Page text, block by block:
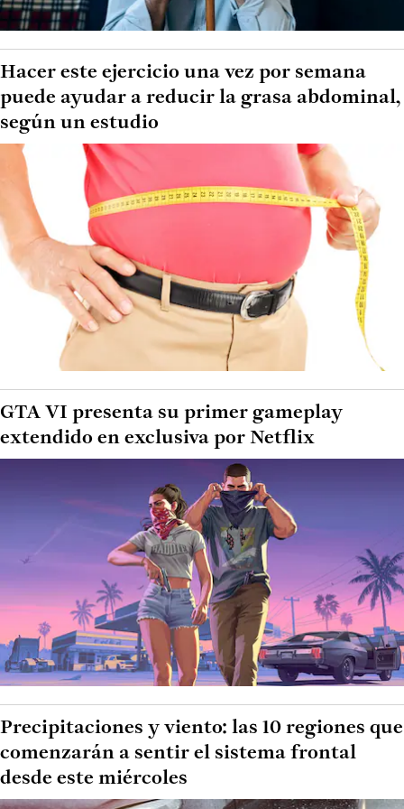
Hacer este ejercicio una vez por semana
puede ayudar a reducir la grasa abdominal,
según un estudio
GTA VI presenta su primer gameplay
extendido en exclusiva por Netflix
Precipitaciones y viento: las 10 regiones que
comenzarán a sentir el sistema frontal
desde este miércoles